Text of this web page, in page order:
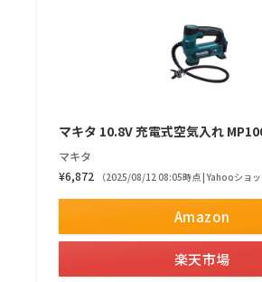
マキタ 10.8V 充電式空気入れ
マキタ
¥6,872
（2025/08/12 08:05時点 | Yahooショッ
Amazon
楽天市場